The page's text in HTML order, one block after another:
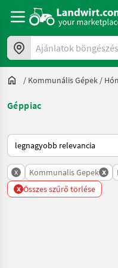
Ajánlatok böngészése
/ Kommunális Gépek /
Géppiac
Így van sorba rendezve a
x Kommunalis Gepek x
x Összes szűrő törlése